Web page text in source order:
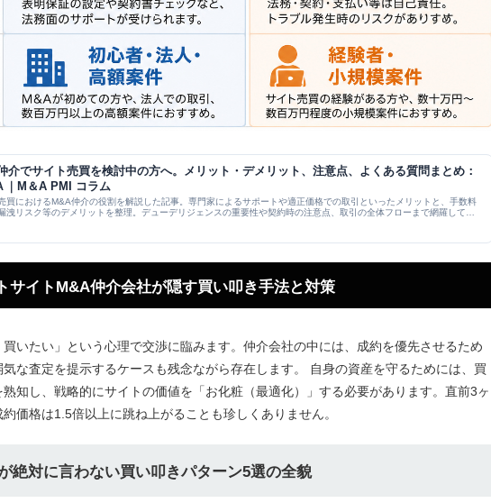
介でサイト売買を検討中の方へ。メリット・デメリット、注意点、よくある質問まとめ：
｜M＆A PMI コラム
買におけるM&A仲介の役割を解説した記事。専門家によるサポートや適正価格での取引といったメリットと、手数料
洩リスク等のデメリットを整理。デューデリジェンスの重要性や契約時の注意点、取引の全体フローまで網羅してお
サイトM&A仲介会社が隠す買い叩き手法と対策
いたい」という心理で交渉に臨みます。仲介会社の中には、成約を優先させるため
な査定を提示するケースも残念ながら存在します。 自身の資産を守るためには、買
知し、戦略的にサイトの価値を「お化粧（最適化）」する必要があります。直前3ヶ
価格は1.5倍以上に跳ね上がることも珍しくありません。
絶対に言わない買い叩きパターン5選の全貌